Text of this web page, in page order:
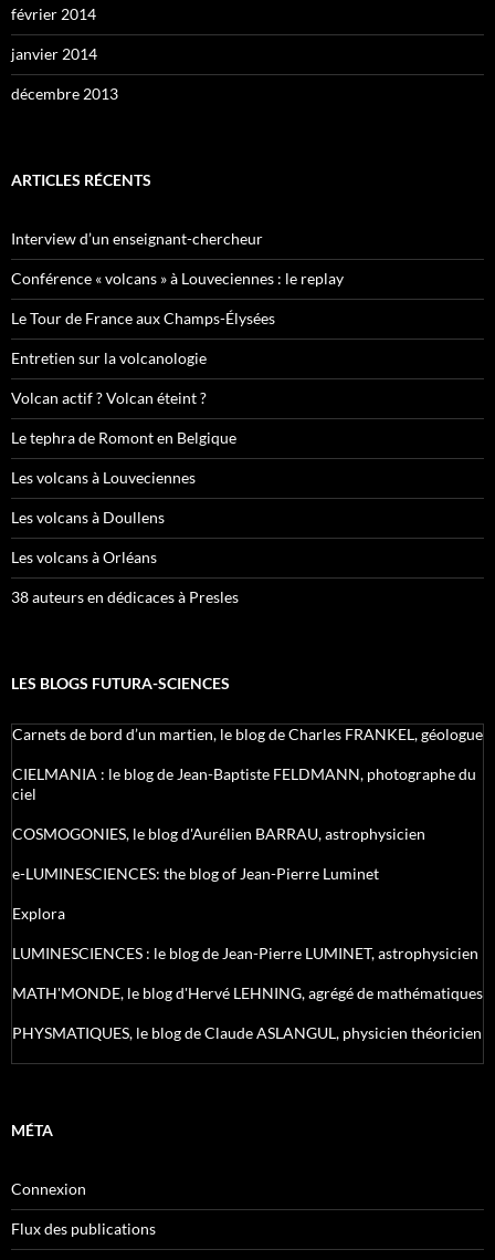
février 2014
janvier 2014
décembre 2013
ARTICLES RÉCENTS
Interview d’un enseignant-chercheur
Conférence « volcans » à Louveciennes : le replay
Le Tour de France aux Champs-Élysées
Entretien sur la volcanologie
Volcan actif ? Volcan éteint ?
Le tephra de Romont en Belgique
Les volcans à Louveciennes
Les volcans à Doullens
Les volcans à Orléans
38 auteurs en dédicaces à Presles
LES BLOGS FUTURA-SCIENCES
Carnets de bord d’un martien, le blog de Charles FRANKEL, géologue
CIELMANIA : le blog de Jean-Baptiste FELDMANN, photographe du
ciel
COSMOGONIES, le blog d'Aurélien BARRAU, astrophysicien
e-LUMINESCIENCES: the blog of Jean-Pierre Luminet
Explora
LUMINESCIENCES : le blog de Jean-Pierre LUMINET, astrophysicien
MATH'MONDE, le blog d'Hervé LEHNING, agrégé de mathématiques
PHYSMATIQUES, le blog de Claude ASLANGUL, physicien théoricien
MÉTA
Connexion
Flux des publications